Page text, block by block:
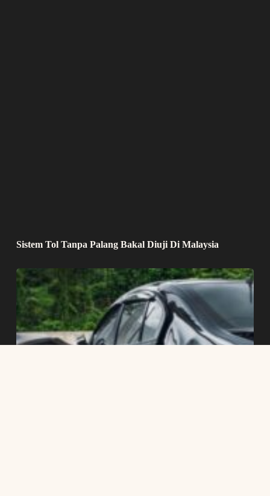
Sistem Tol Tanpa Palang Bakal Diuji Di Malaysia